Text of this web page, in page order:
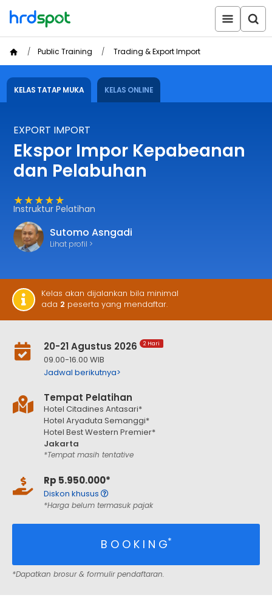
Public Training Trading & Export Import
KELAS TATAP MUKA KELAS ONLINE
EXPORT IMPORT
Ekspor Impor Kepabeanan
dan Pelabuhan
★★★★★
Instruktur Pelatihan
Sutomo Asngadi
Lihat profil >
Kelas akan dijalankan bila minimal
ada 2 peserta yang mendaftar.
20-21 Agustus 2026 2 Hari
09.00-16.00 WIB
Jadwal berikutnya>
Tempat Pelatihan
Hotel Citadines Antasari*
Hotel Aryaduta Semanggi*
Hotel Best Western Premier*
Jakarta
*Tempat masih tentative
Rp 5.950.000*
Diskon khusus
*Harga belum termasuk pajak
B O O K I N G*
*Dapatkan brosur & formulir pendaftaran.